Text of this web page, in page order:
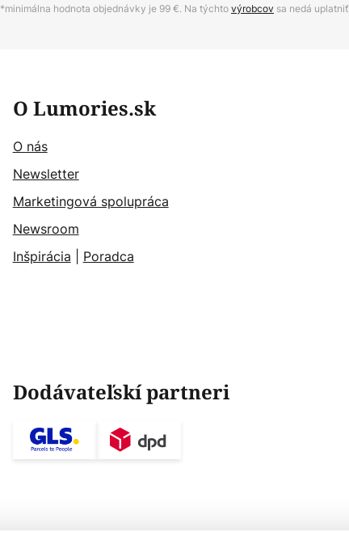
*minimálna hodnota objednávky je 99 €. Na týchtovýrobcov sa nedá
O Lumories.sk
O nás
Newsletter
Marketingová spolupráca
Newsroom
Inšpirácia
Poradca
Dodávateľskí partneri